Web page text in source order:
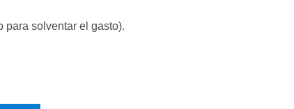
para solventar el gasto).